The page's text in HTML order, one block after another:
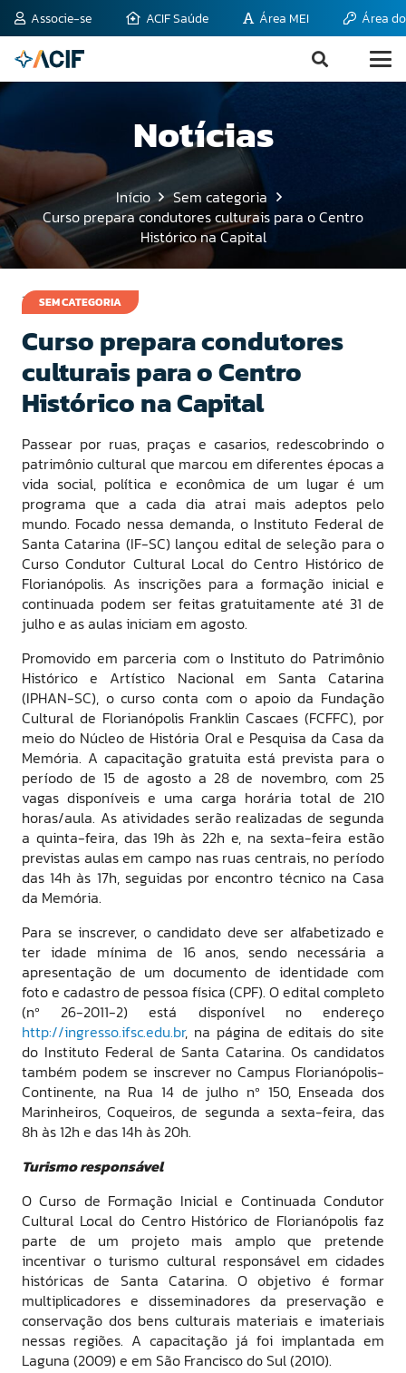
Associe-se ACIF Saúde Área MEI Área
Notícias
Início
Sem categoria
Curso prepara condutores culturais para o Centro
Histórico na Capital
SEM CATEGORIA
19 de julho de 2011
Curso prepara condutores
culturais para o Centro
Histórico na Capital
Passear por ruas, praças e casarios, redescobrindo o
patrimônio cultural que marcou em diferentes épocas a
vida social, política e econômica de um lugar é um
programa que a cada dia atrai mais adeptos pelo
mundo. Focado nessa demanda, o Instituto Federal de
Santa Catarina (IF-SC) lançou edital de seleção para o
Curso Condutor Cultural Local do Centro Histórico de
Florianópolis. As inscrições para a formação inicial e
continuada podem ser feitas gratuitamente até 31 de
julho e as aulas iniciam em agosto.
Promovido em parceria com o Instituto do Patrimônio
Histórico e Artístico Nacional em Santa Catarina
(IPHAN-SC), o curso conta com o apoio da Fundação
Cultural de Florianópolis Franklin Cascaes (FCFFC), por
meio do Núcleo de História Oral e Pesquisa da Casa da
Memória. A capacitação gratuita está prevista para o
período de 15 de agosto a 28 de novembro, com 25
vagas disponíveis e uma carga horária total de 210
horas/aula. As atividades serão realizadas de segunda
a quinta-feira, das 19h às 22h e, na sexta-feira estão
previstas aulas em campo nas ruas centrais, no período
das 14h às 17h, seguidas por encontro técnico na Casa
da Memória.
Para se inscrever, o candidato deve ser alfabetizado e
ter idade mínima de 16 anos, sendo necessária a
apresentação de um documento de identidade com
foto e cadastro de pessoa física (CPF). O edital completo
(nº 26-2011-2) está disponível no endereço
http://ingresso.ifsc.edu.br, na página de editais do site
do Instituto Federal de Santa Catarina. Os candidatos
também podem se inscrever no Campus Florianópolis-
Continente, na Rua 14 de julho nº 150, Enseada dos
Marinheiros, Coqueiros, de segunda a sexta-feira, das
8h às 12h e das 14h às 20h.
Turismo responsável
O Curso de Formação Inicial e Continuada Condutor
Cultural Local do Centro Histórico de Florianópolis faz
parte de um projeto mais amplo que pretende
incentivar o turismo cultural responsável em cidades
históricas de Santa Catarina. O objetivo é formar
multiplicadores e disseminadores da preservação e
conservação dos bens culturais materiais e imateriais
nessas regiões. A capacitação já foi implantada em
Laguna (2009) e em São Francisco do Sul (2010).